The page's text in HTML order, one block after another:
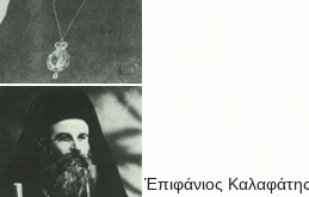
Έπιφάνιος